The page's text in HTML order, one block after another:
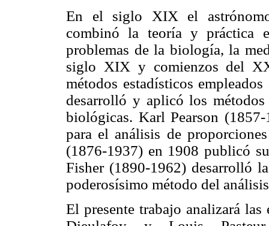
En el siglo XIX el
combinó la teoría y práctica
problemas de la biología, la
siglo XIX y comienzos del
métodos estadísticos
desarrolló y aplicó los
biológicas. Karl Pearson
para el análisis de
(1876-1937) en 1908 publicó
Fisher (1890-1962) desarrolló
poderosísimo método del
El presente trabajo analizará